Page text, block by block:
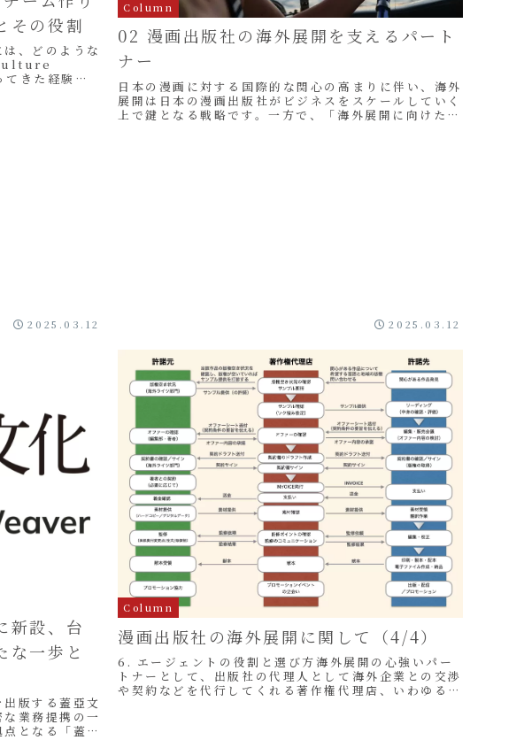
その役割
、どのような
きた経験か
2025.03.12
Column
02 漫画出版社の海外展開を支えるパート
ナー
日本の漫画に対する国際的な関心の高まりに伴い、海外
展開は日本の漫画出版社がビジネスをスケールしていく
上で鍵となる戦略です。一方で、「海外展開に向けた体
2025.03.12
新設、台
な一歩と
版する蓋亞文
業務提携の一
となる「蓋亞
Column
漫画出版社の海外展開に関して（4/4）
6. エージェントの役割と選び方海外展開の心強いパー
トナーとして、出版社の代理人として海外企業との交渉
や契約などを代行してくれる著作権代理店、いわゆるエ